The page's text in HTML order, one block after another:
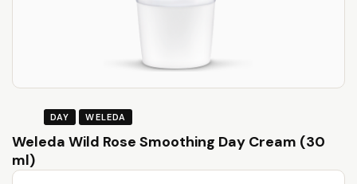
DAY WELEDA
Weleda Wild Rose Smoothing Day Cream (30
ml)